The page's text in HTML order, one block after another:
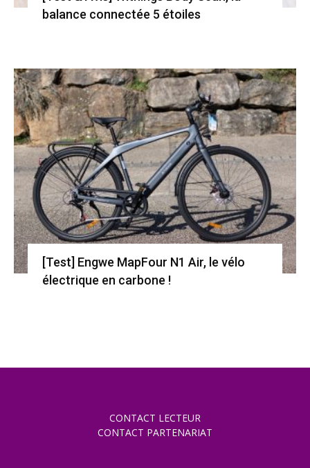
balance connectée 5 étoiles
[Test] Engwe MapFour N1 Air, le vélo
électrique en carbone !
CONTACT LECTEUR
CONTACT PARTENARIAT